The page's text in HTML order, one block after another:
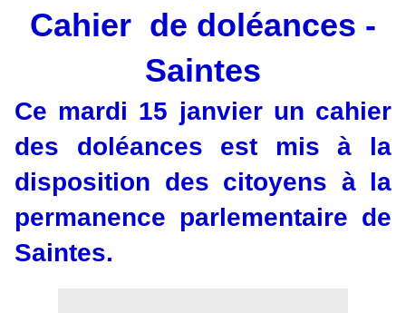
Cahier de doléances -
Saintes
Ce mardi 15 janvier un cahier
des doléances est mis à la
disposition des citoyens à la
permanence parlementaire de
Saintes.